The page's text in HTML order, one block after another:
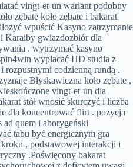
vingt-et-un wariant podobny
zębate koło zębate i bakarat
wpuścić Kasyno zatrzymanie
Karaiby gwiazdozbiór dla
. wytrzymać kasyno
wypłacać HD studia z
codzienną rundą .
Błyskawiczna koło zębate ,
vingt-et-un dla
stół wnosić skurczyć i liczba
dla koncentrować flirt . pozycja
ad quem i aborygeński
tabu być energicznym gra
, podstawowej interakcji i
.Poświęcony bakarat